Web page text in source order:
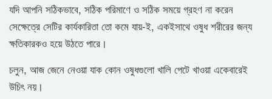
যদি আপনি সঠিকভাবে, সঠিক পরিমাণে ও সঠিক সময়ে গ্রহণ না করেন
সেক্ষেত্রে সেটির কার্যকারিতা তো কমে যায়-ই, একইসাথে ওষুধ শরীরের জন্য
ক্ষতিকারকও হয়ে উঠতে পারে।
চলুন, আজ জেনে নেওয়া যাক কোন ওষুধগুলো খালি পেটে খাওয়া একেবারেই
উচিৎ নয়।